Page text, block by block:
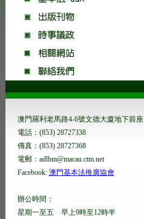
澳門羅利老馬路4-6號文德大廈地下前座
電話：(853) 28727338
傳真：(853) 28727368
電郵：adlbm@macau.ctm.net
Facebook: 澳門基本法推廣協會
辦公時間：
星期一至五 早上9時至12時半